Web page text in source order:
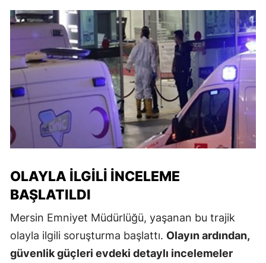
OLAYLA İLGILI İNCELEME
BAŞLATILDI
Mersin Emniyet Müdürlüğü, yaşanan bu trajik
olayla ilgili soruşturma başlattı. Olayın ardından,
güvenlik güçleri evdeki detaylı incelemeler